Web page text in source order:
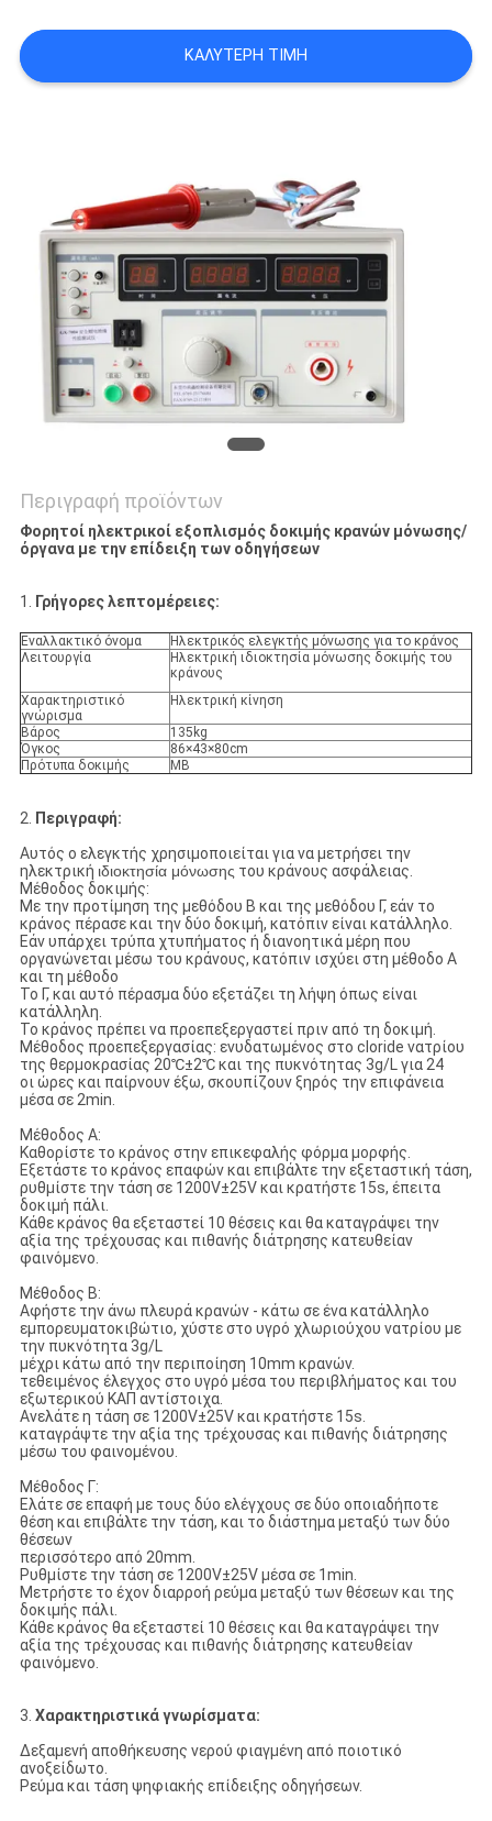
SITEMAP
ΚΑΛΎΤΕΡΗ ΤΙΜΉ
Περιγραφή προϊόντων
Φορητοί ηλεκτρικοί εξοπλισμός δοκιμής κρανών μόνωσης/
όργανα με την επίδειξη των οδηγήσεων
1. Γρήγορες λεπτομέρειες:
Εναλλακτικό όνομα
Ηλεκτρικός ελεγκτής μόνωσης για το κράνος
Λειτουργία
Ηλεκτρική ιδιοκτησία μόνωσης δοκιμής του
κράνους
Χαρακτηριστικό
γνώρισμα
Ηλεκτρική κίνηση
Βάρος
135kg
Όγκος
86×43×80cm
Πρότυπα δοκιμής
ΜΒ
2. Περιγραφή:
Αυτός ο ελεγκτής χρησιμοποιείται για να μετρήσει την
ηλεκτρική ιδιοκτησία μόνωσης του κράνους ασφάλειας.
Μέθοδος δοκιμής:
Με την προτίμηση της μεθόδου Β και της μεθόδου Γ, εάν το
κράνος πέρασε και την δύο δοκιμή, κατόπιν είναι κατάλληλο.
Εάν υπάρχει τρύπα χτυπήματος ή διανοητικά μέρη που
οργανώνεται μέσω του κράνους, κατόπιν ισχύει στη μέθοδο Α
και τη μέθοδο
Το Γ, και αυτό πέρασμα δύο εξετάζει τη λήψη όπως είναι
κατάλληλη.
Το κράνος πρέπει να προεπεξεργαστεί πριν από τη δοκιμή.
Μέθοδος προεπεξεργασίας: ενυδατωμένος στο cloride νατρίου
της θερμοκρασίας 20℃±2℃ και της πυκνότητας 3g/L για 24
οι ώρες και παίρνουν έξω, σκουπίζουν ξηρός την επιφάνεια
μέσα σε 2min.
Μέθοδος Α:
Καθορίστε το κράνος στην επικεφαλής φόρμα μορφής.
Εξετάστε το κράνος επαφών και επιβάλτε την εξεταστική τάση,
ρυθμίστε την τάση σε 1200V±25V και κρατήστε 15s, έπειτα
δοκιμή πάλι.
Κάθε κράνος θα εξεταστεί 10 θέσεις και θα καταγράψει την
αξία της τρέχουσας και πιθανής διάτρησης κατευθείαν
φαινόμενο.
Μέθοδος Β:
Αφήστε την άνω πλευρά κρανών - κάτω σε ένα κατάλληλο
εμπορευματοκιβώτιο, χύστε στο υγρό χλωριούχου νατρίου με
την πυκνότητα 3g/L
μέχρι κάτω από την περιποίηση 10mm κρανών.
τεθειμένος έλεγχος στο υγρό μέσα του περιβλήματος και του
εξωτερικού ΚΑΠ αντίστοιχα.
Ανελάτε η τάση σε 1200V±25V και κρατήστε 15s.
καταγράψτε την αξία της τρέχουσας και πιθανής διάτρησης
μέσω του φαινομένου.
Μέθοδος Γ:
Ελάτε σε επαφή με τους δύο ελέγχους σε δύο οποιαδήποτε
θέση και επιβάλτε την τάση, και το διάστημα μεταξύ των δύο
θέσεων
περισσότερο από 20mm.
Ρυθμίστε την τάση σε 1200V±25V μέσα σε 1min.
Μετρήστε το έχον διαρροή ρεύμα μεταξύ των θέσεων και της
δοκιμής πάλι.
Κάθε κράνος θα εξεταστεί 10 θέσεις και θα καταγράψει την
αξία της τρέχουσας και πιθανής διάτρησης κατευθείαν
φαινόμενο.
3. Χαρακτηριστικά γνωρίσματα:
Δεξαμενή αποθήκευσης νερού φιαγμένη από ποιοτικό
ανοξείδωτο.
Ρεύμα και τάση ψηφιακής επίδειξης οδηγήσεων.